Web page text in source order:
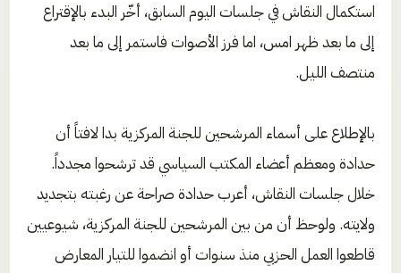
استكمال النقاش في جلسات اليوم السابق، أخّر البدء بالإقتراع
إلى ما بعد ظهر امس، اما فرز الأصوات فاستمر إلى ما بعد
منتصف الليل.
بالإطلاع على أسماء المرشحين للجنة المركزية بدا لافتاً أن
حدادة ومعظم أعضاء المكتب السياسي قد ترشحوا مجدداً.
خلال جلسات النقاش، أعرب حدادة صراحة عن رغبته بتجديد
ولايته. ولوحظ أن من بين المرشحين للجنة المركزية، شيوعيين
قاطعوا العمل الحزبي منذ سنوات أو انضموا للتيار المعارض